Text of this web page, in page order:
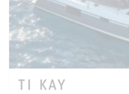
TI KAY